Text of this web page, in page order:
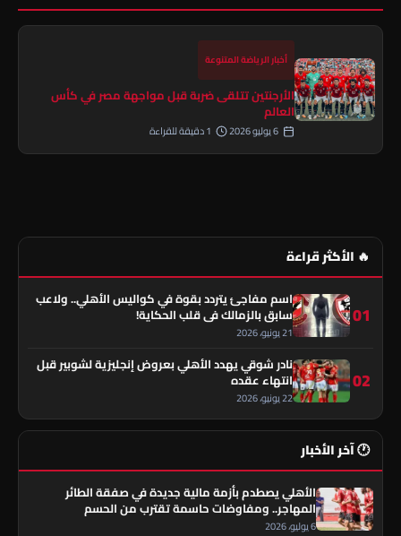
أخبار الرياضة المتنوعة
الأرجنتين تتلقى ضربة قبل مواجهة مصر في كأس
العالم
🔥 الأكثر قراءة
01
اسم مفاجئ يتردد بقوة في كواليس الأهلي.. ولاعب
سابق بالزمالك في قلب الحكاية!
21 يونيو، 2026
02
نادر شوقي يهدد الأهلي بعروض إنجليزية لشوبير قبل
انتهاء عقده
22 يونيو، 2026
🕐 آخر الأخبار
الأهلي يصطدم بأزمة مالية جديدة في صفقة الطائر
المهاجر.. ومفاوضات حاسمة تقترب من الحسم
6 يوليو، 2026